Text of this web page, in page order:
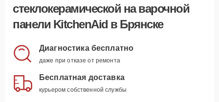
стеклокерамической на варочной
панели KitchenAid в Брянске
Диагностика бесплатно
даже при отказе от ремонта
Бесплатная доставка
курьером собственной службы